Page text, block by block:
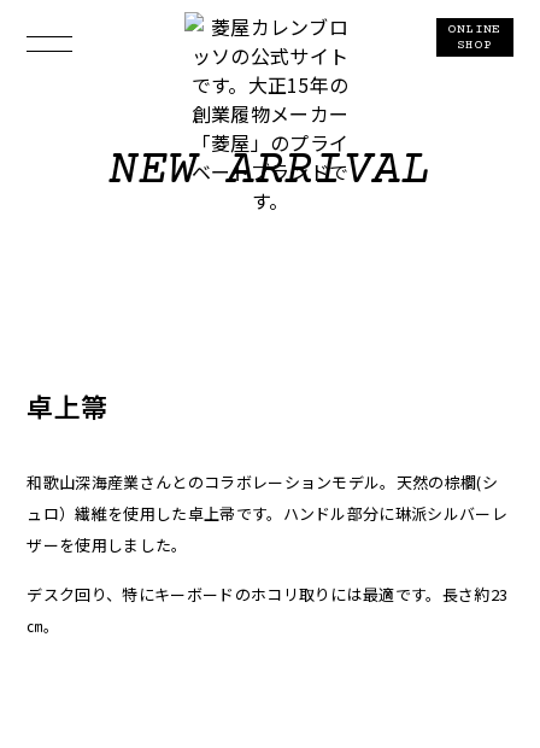
ONLINE
SHOP
NEW ARRIVAL
卓上箒
和歌山深海産業さんとのコラボレーションモデル。天然の棕櫚(シ
ュロ）繊維を使用した卓上帚です。ハンドル部分に琳派シルバーレ
ザーを使用しました。
デスク回り、特にキーボードのホコリ取りには最適です。長さ約23
㎝。